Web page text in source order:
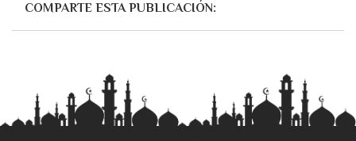
COMPARTE ESTA PUBLICACIÓN: